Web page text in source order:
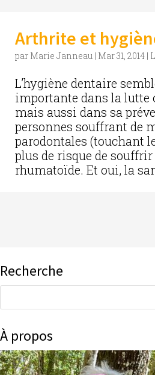
Arthrite et
par Marie Janneau | Mar 31, 2014 |
L’hygiène dentaire
importante dans la lutte
mais aussi dans sa
personnes souffrant de
parodontales (touchant
plus de risque de
rhumatoïde. Et oui, la
Recherche
À propos